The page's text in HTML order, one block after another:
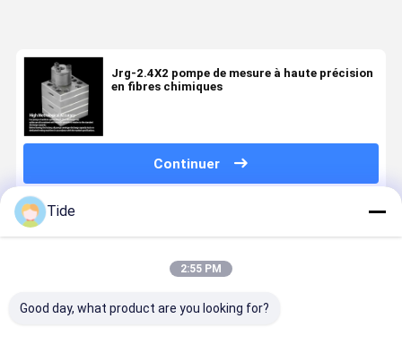
Jrg-2.4X2 pompe de mesure à haute précision
en fibres chimiques
Continuer
Produits Recommandés
Tide
2:55 PM
Good day, what product are you looking for?